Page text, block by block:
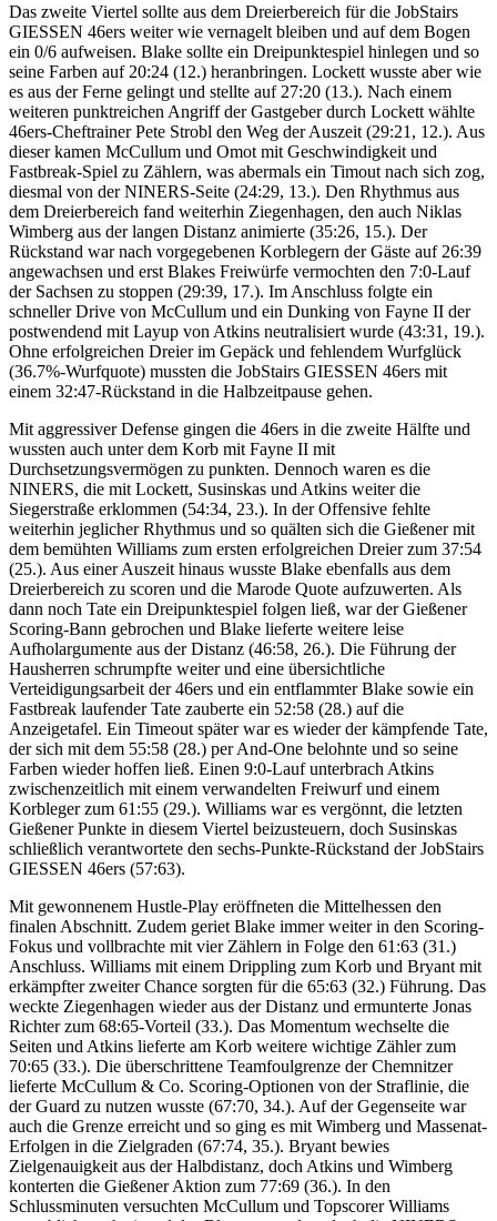
Das zweite Viertel sollte aus dem Dreierbereich für die JobStairs
GIESSEN 46ers weiter wie vernagelt bleiben und auf dem Bogen
ein 0/6 aufweisen. Blake sollte ein Dreipunktespiel hinlegen und so
seine Farben auf 20:24 (12.) heranbringen. Lockett wusste aber wie
es aus der Ferne gelingt und stellte auf 27:20 (13.). Nach einem
weiteren punktreichen Angriff der Gastgeber durch Lockett wählte
46ers-Cheftrainer Pete Strobl den Weg der Auszeit (29:21, 12.). Aus
dieser kamen McCullum und Omot mit Geschwindigkeit und
Fastbreak-Spiel zu Zählern, was abermals ein Timout nach sich zog,
diesmal von der NINERS-Seite (24:29, 13.). Den Rhythmus aus
dem Dreierbereich fand weiterhin Ziegenhagen, den auch Niklas
Wimberg aus der langen Distanz animierte (35:26, 15.). Der
Rückstand war nach vorgegebenen Korblegern der Gäste auf 26:39
angewachsen und erst Blakes Freiwürfe vermochten den 7:0-Lauf
der Sachsen zu stoppen (29:39, 17.). Im Anschluss folgte ein
schneller Drive von McCullum und ein Dunking von Fayne II der
postwendend mit Layup von Atkins neutralisiert wurde (43:31, 19.).
Ohne erfolgreichen Dreier im Gepäck und fehlendem Wurfglück
(36.7%-Wurfquote) mussten die JobStairs GIESSEN 46ers mit
einem 32:47-Rückstand in die Halbzeitpause gehen.
Mit aggressiver Defense gingen die 46ers in die zweite Hälfte und
wussten auch unter dem Korb mit Fayne II mit
Durchsetzungsvermögen zu punkten. Dennoch waren es die
NINERS, die mit Lockett, Susinskas und Atkins weiter die
Siegerstraße erklommen (54:34, 23.). In der Offensive fehlte
weiterhin jeglicher Rhythmus und so quälten sich die Gießener mit
dem bemühten Williams zum ersten erfolgreichen Dreier zum 37:54
(25.). Aus einer Auszeit hinaus wusste Blake ebenfalls aus dem
Dreierbereich zu scoren und die Marode Quote aufzuwerten. Als
dann noch Tate ein Dreipunktespiel folgen ließ, war der Gießener
Scoring-Bann gebrochen und Blake lieferte weitere leise
Aufholargumente aus der Distanz (46:58, 26.). Die Führung der
Hausherren schrumpfte weiter und eine übersichtliche
Verteidigungsarbeit der 46ers und ein entflammter Blake sowie ein
Fastbreak laufender Tate zauberte ein 52:58 (28.) auf die
Anzeigetafel. Ein Timeout später war es wieder der kämpfende Tate,
der sich mit dem 55:58 (28.) per And-One belohnte und so seine
Farben wieder hoffen ließ. Einen 9:0-Lauf unterbrach Atkins
zwischenzeitlich mit einem verwandelten Freiwurf und einem
Korbleger zum 61:55 (29.). Williams war es vergönnt, die letzten
Gießener Punkte in diesem Viertel beizusteuern, doch Susinskas
schließlich verantwortete den sechs-Punkte-Rückstand der JobStairs
GIESSEN 46ers (57:63).
Mit gewonnenem Hustle-Play eröffneten die Mittelhessen den
finalen Abschnitt. Zudem geriet Blake immer weiter in den Scoring-
Fokus und vollbrachte mit vier Zählern in Folge den 61:63 (31.)
Anschluss. Williams mit einem Drippling zum Korb und Bryant mit
erkämpfter zweiter Chance sorgten für die 65:63 (32.) Führung. Das
weckte Ziegenhagen wieder aus der Distanz und ermunterte Jonas
Richter zum 68:65-Vorteil (33.). Das Momentum wechselte die
Seiten und Atkins lieferte am Korb weitere wichtige Zähler zum
70:65 (33.). Die überschrittene Teamfoulgrenze der Chemnitzer
lieferte McCullum & Co. Scoring-Optionen von der Straflinie, die
der Guard zu nutzen wusste (67:70, 34.). Auf der Gegenseite war
auch die Grenze erreicht und so ging es mit Wimberg und Massenat-
Erfolgen in die Zielgraden (67:74, 35.). Bryant bewies
Zielgenauigkeit aus der Halbdistanz, doch Atkins und Wimberg
konterten die Gießener Aktion zum 77:69 (36.). In den
Schlussminuten versuchten McCullum und Topscorer Williams